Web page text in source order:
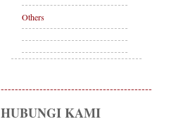
Others
-------------------------------------------
HUBUNGI KAMI